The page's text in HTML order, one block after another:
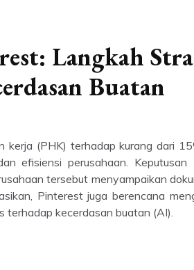
Langkah
Buatan
kerja (PHK) terhadap kurang dari
efisiensi perusahaan.
tersebut menyampaikan
Pinterest juga berencana
terhadap kecerdasan buatan (AI).